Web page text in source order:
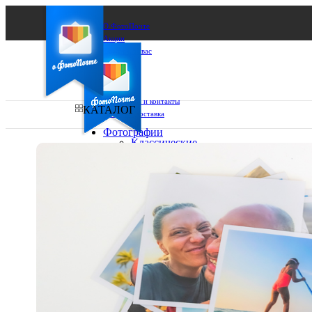
О ФотоПочте
Акции
Сделаем за вас
Бизнесу
FAQ
Франшиза
Поддержка и контакты
Оплата и доставка
Выберите из списка:
КАТАЛОГ
Фотографии
Классические
10х15
15х15
15х20
20х20
20х30
30х30
30х40
Фото
в